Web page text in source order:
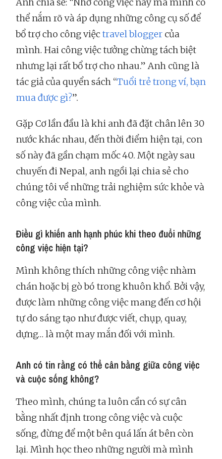
thể nắm rõ và áp dụng những công cụ số để
bổ trợ cho công việctravel blogger của
mình. Hai công việc tưởng chừng tách biệt
nhưng lại rất bổ trợ cho nhau.” Anh cũng là
tác giả của quyển sách “Tuổi trẻ trong ví, bạn
mua được gì?”.
Gặp Cơ lần đầu là khi anh đã đặt chân lên 30
nước khác nhau, đến thời điểm hiện tại, con
số này đã gần chạm mốc 40. Một ngày sau
chuyến đi Nepal, anh ngồi lại chia sẻ cho
chúng tôi về những trải nghiệm sức khỏe và
công việc của mình.
Điều gì khiến anh hạnh phúc khi theo đuổi những
công việc hiện tại?
Mình không thích những công việc nhàm
chán hoặc bị gò bó trong khuôn khổ. Bởi vậy,
được làm những công việc mang đến cơ hội
tự do sáng tạo như được viết, chụp, quay,
dựng… là một may mắn đối với mình.
Anh có tin rằng có thể cân bằng giữa công việc
và cuộc sống không?
Theo mình, chúng ta luôn cần có sự cân
bằng nhất định trong công việc và cuộc
sống, đừng để một bên quá lấn át bên còn
lại. Mình học theo những người mà mình